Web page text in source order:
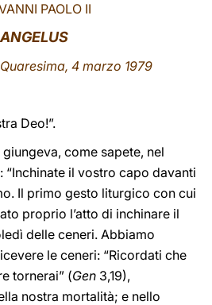
PAOLO II
ANGELUS
4 marzo 1979
Deo!”.
come sapete, nel
“Inchinate il vostro capo davanti
Il primo gesto liturgico con cui
proprio l’atto di inchinare il
delle ceneri. Abbiamo
le ceneri: “Ricordati che
tornerai” (Gen 3,19),
nostra mortalità; e nello